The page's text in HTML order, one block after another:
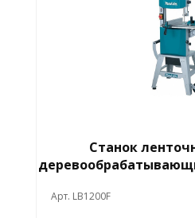
Станок
Арт. LB1200F